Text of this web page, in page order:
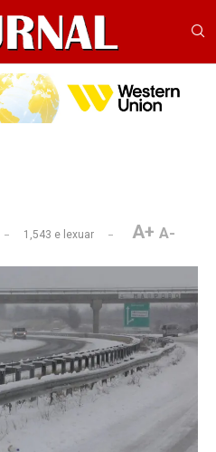
1,543 e lexuar A+ A-